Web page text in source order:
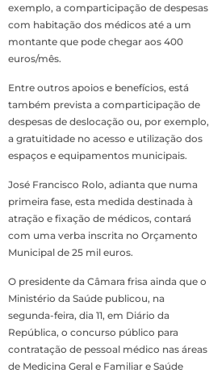
exemplo, a comparticipação de despesas
com habitação dos médicos até a um
montante que pode chegar aos 400
euros/mês.
Entre outros apoios e benefícios, está
também prevista a comparticipação de
despesas de deslocação ou, por exemplo,
a gratuitidade no acesso e utilização dos
espaços e equipamentos municipais.
José Francisco Rolo, adianta que numa
primeira fase, esta medida destinada à
atração e fixação de médicos, contará
com uma verba inscrita no Orçamento
Municipal de 25 mil euros.
O presidente da Câmara frisa ainda que o
Ministério da Saúde publicou, na
segunda-feira, dia 11, em Diário da
República, o concurso público para
contratação de pessoal médico nas áreas
de Medicina Geral e Familiar e Saúde